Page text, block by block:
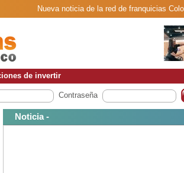
Nueva noticia de la red de franquicias
de invertir
Contraseña
Noticia -